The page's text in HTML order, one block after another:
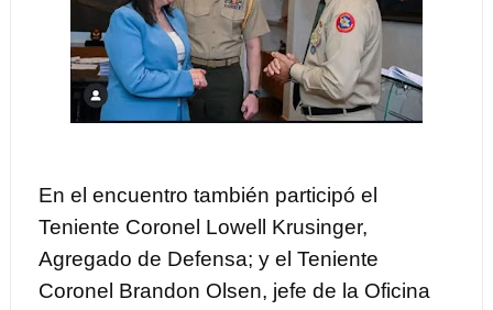
En el encuentro también participó el
Teniente Coronel Lowell Krusinger,
Agregado de Defensa; y el Teniente
Coronel Brandon Olsen, jefe de la Oficina